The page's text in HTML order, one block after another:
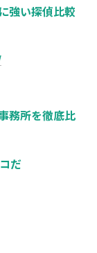
強い探偵比較
務所を徹底比
だ